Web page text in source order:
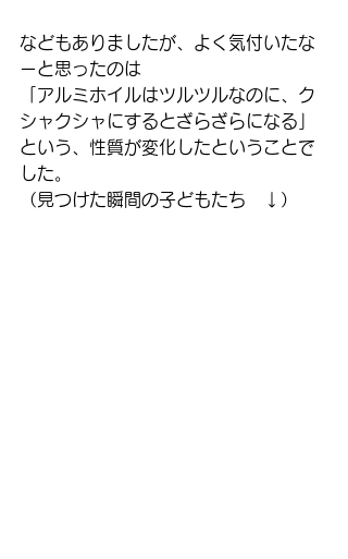
などもありましたが、よく気付いたな
ーと思ったのは
「アルミホイルはツルツルなのに、ク
シャクシャにするとざらざらになる」
という、性質が変化したということで
した。
（見つけた瞬間の子どもたち　↓）